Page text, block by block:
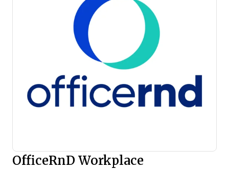
OfficeRnD Workplace